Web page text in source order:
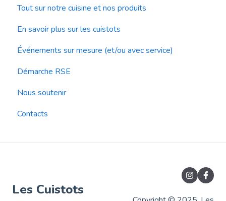
Tout sur notre cuisine et nos produits
En savoir plus sur les cuistots
Événements sur mesure (et/ou avec service)
Démarche RSE
Nous soutenir
Contacts
Les Cuistots